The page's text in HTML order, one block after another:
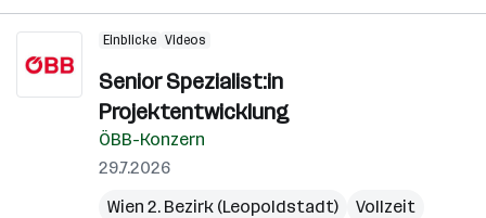
Einblicke Videos
Senior Spezialist:in
Projektentwicklung
ÖBB-Konzern
29.7.2026
Wien 2. Bezirk (Leopoldstadt)
Vollzeit